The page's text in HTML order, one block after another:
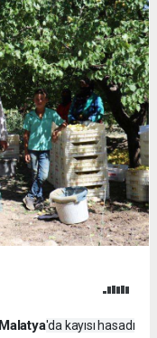
Malatya'da kayısı hasadı